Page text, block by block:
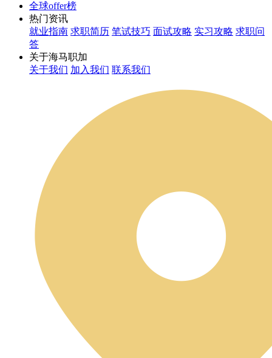
全球offer榜
热门资讯
就业指南 求职简历 笔试技巧 面试攻略 实习攻略 求职问
答
关于海马职加
关于我们 加入我们 联系我们